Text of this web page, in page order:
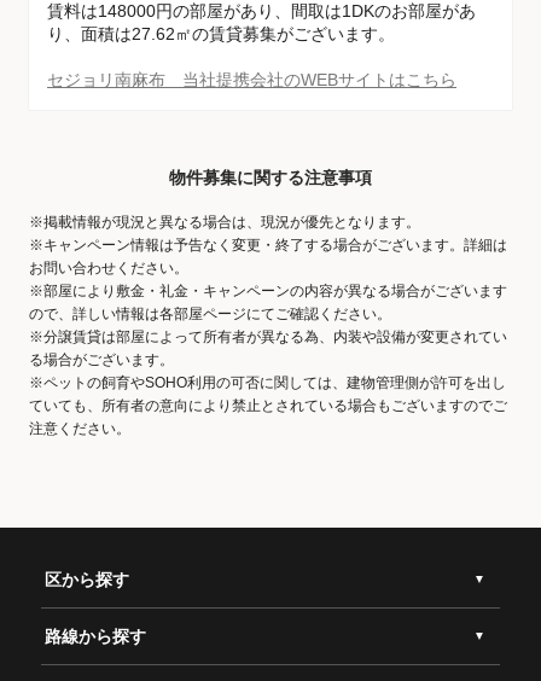
賃料は148000円の部屋があり、間取は1DKのお部屋があ
り、面積は27.62㎡の賃貸募集がございます。
セジョリ南麻布 当社提携会社のWEBサイトはこちら
物件募集に関する注意事項
※掲載情報が現況と異なる場合は、現況が優先となります。
※キャンペーン情報は予告なく変更・終了する場合がございます。詳細は
お問い合わせください。
※部屋により敷金・礼金・キャンペーンの内容が異なる場合がございます
ので、詳しい情報は各部屋ページにてご確認ください。
※分譲賃貸は部屋によって所有者が異なる為、内装や設備が変更されてい
る場合がございます。
※ペットの飼育やSOHO利用の可否に関しては、建物管理側が許可を出し
ていても、所有者の意向により禁止とされている場合もございますのでご
注意ください。
区から探す
路線から探す